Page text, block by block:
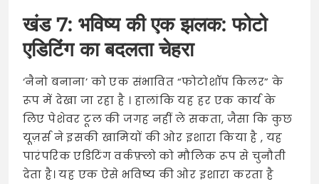
खंड 7: भविष्य की एक झलक: फोटो
एडिटिंग का बदलता चेहरा
‘नैनो बनाना’ को एक संभावित “फोटोशॉप किलर” के
रूप में देखा जा रहा है । हालांकि यह हर एक कार्य के
लिए पेशेवर टूल की जगह नहीं ले सकता, जैसा कि कुछ
यूज़र्स ने इसकी खामियों की ओर इशारा किया है, यह
पारंपरिक एडिटिंग वर्कफ़्लो को मौलिक रूप से चुनौती
देता है। यह एक ऐसे भविष्य की ओर इशारा करता है